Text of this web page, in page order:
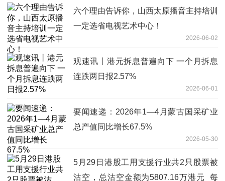
六个理由告诉你，山西太原播音主持培训
一定选省电视艺术中心！
2026-06-02
观速讯丨港元拆息普遍向下 一个月拆息
连跌两日报2.57%
2026-06-01
要闻速递：2026年1—4月蒙古国采矿业
总产值同比增长67.5%
2026-05-30
5月29日港股工用支援行业共2只股票被
沽空，总沽空金额为5807.16万港元_每